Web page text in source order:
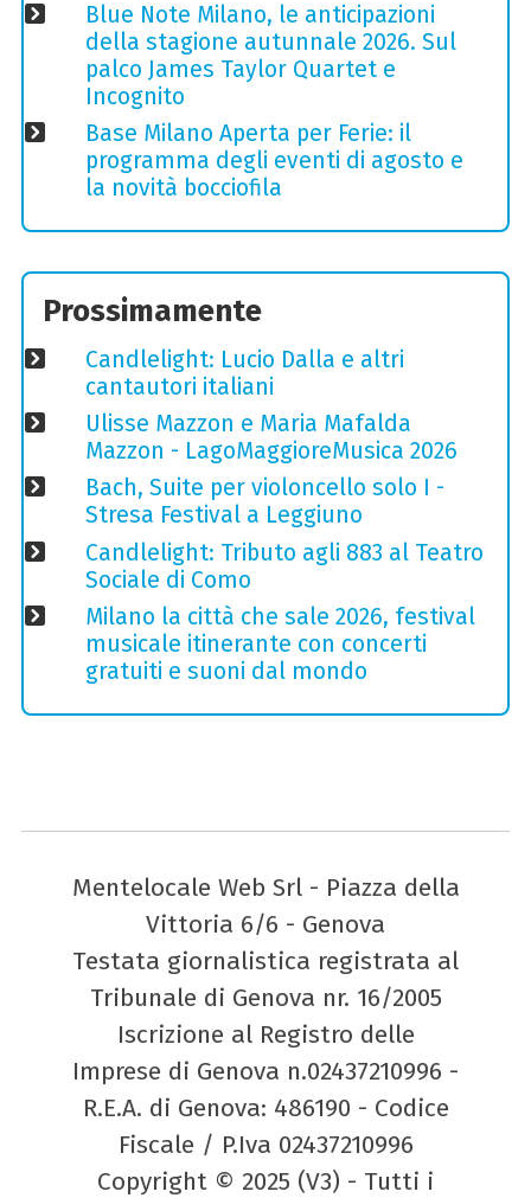
Blue Note Milano, le anticipazioni
della stagione autunnale 2026. Sul
palco James Taylor Quartet e
Incognito
Base Milano Aperta per Ferie: il
programma degli eventi di agosto e
la novità bocciofila
Prossimamente
Candlelight: Lucio Dalla e altri
cantautori italiani
Ulisse Mazzon e Maria Mafalda
Mazzon - LagoMaggioreMusica 2026
Bach, Suite per violoncello solo I -
Stresa Festival a Leggiuno
Candlelight: Tributo agli 883 al Teatro
Sociale di Como
Milano la città che sale 2026, festival
musicale itinerante con concerti
gratuiti e suoni dal mondo
Mentelocale Web Srl - Piazza della
Vittoria 6/6 - Genova
Testata giornalistica registrata al
Tribunale di Genova nr. 16/2005
Iscrizione al Registro delle
Imprese di Genova n.02437210996 -
R.E.A. di Genova: 486190 - Codice
Fiscale / P.Iva 02437210996
Copyright © 2025 (V3) - Tutti i